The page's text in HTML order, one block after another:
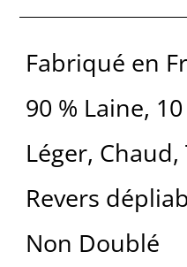
Fabriqué en
90 % Laine,
Léger,
Revers
Non Doublé